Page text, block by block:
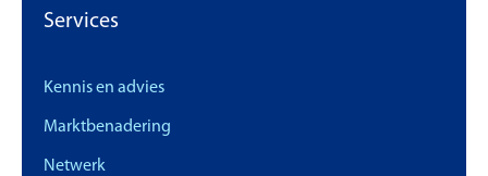
Services
Kennis en advies
Marktbenadering
Netwerk